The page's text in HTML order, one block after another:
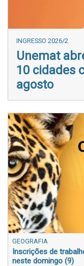
INGRESSO 2026/2
Unemat
10 cidades
agosto
GEOGRAFIA
Inscrições de
neste domingo (9)